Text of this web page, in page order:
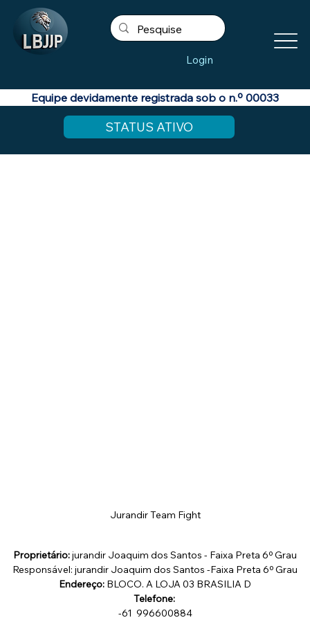
Login
Jurandir Team Fight
Proprietário: jurandir Joaquim dos Santos - Faixa Preta 6º Grau
Responsável: jurandir Joaquim dos Santos -Faixa Preta 6º Grau
Endereço: BLOCO. A LOJA 03 BRASILIA D
Telefone:
-61  996600884
Equipe devidamente registrada sob o n.º 00033
STATUS ATIVO